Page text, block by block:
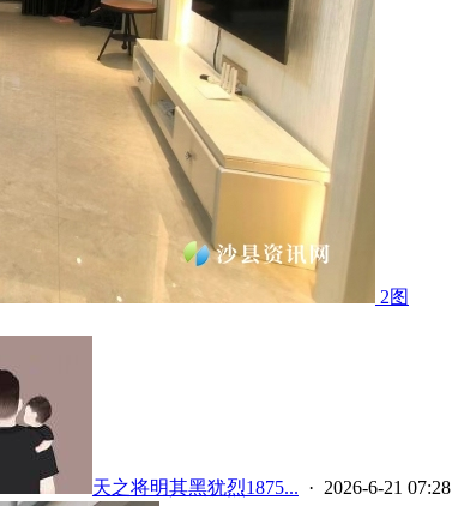
2图
天之将明其黑犹烈1875... · 2026-6-21 07:28